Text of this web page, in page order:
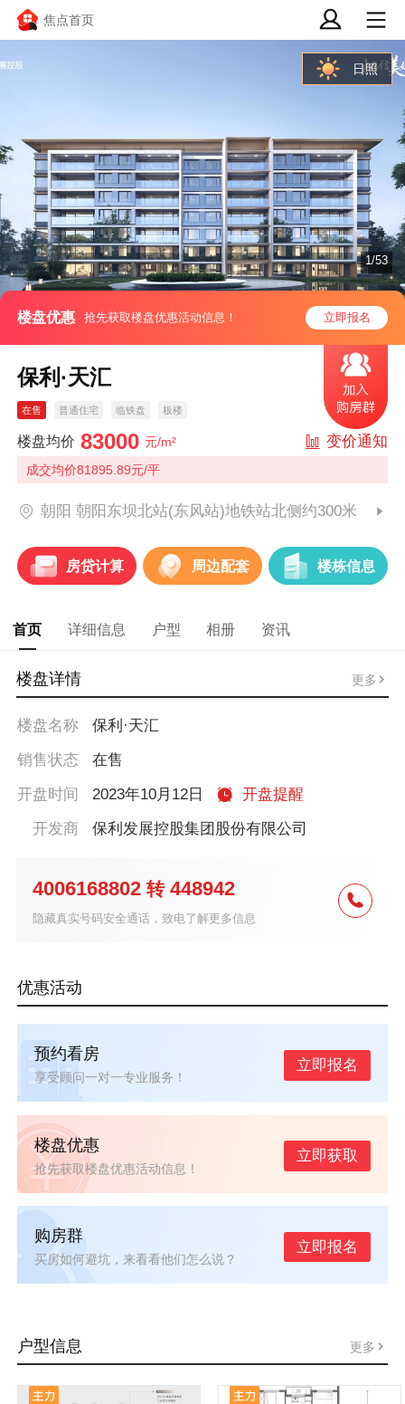
焦点首页
日照
楼盘优惠 抢先获取楼盘优惠活动信息！ 立即报名
1/53
保利·天汇
在售 普通住宅 临铁盘 板楼
楼盘均价 83000 元/m² 变价通知
成交均价81895.89元/平
朝阳 朝阳东坝北站(东风站)地铁站北侧约300米
房贷计算 周边配套 楼栋信息
首页 详细信息 户型 相册 资讯
楼盘详情 更多
楼盘名称
保利·天汇
销售状态
在售
开盘时间
2023年10月12日
开盘提醒
开发商
保利发展控股集团股份有限公司
4006168802 转 448942
隐藏真实号码安全通话，致电了解更多信息
优惠活动
预约看房
享受顾问一对一专业服务！
立即报名
楼盘优惠
抢先获取楼盘优惠活动信息！
立即获取
购房群
买房如何避坑，来看看他们怎么说？
立即报名
户型信息 更多